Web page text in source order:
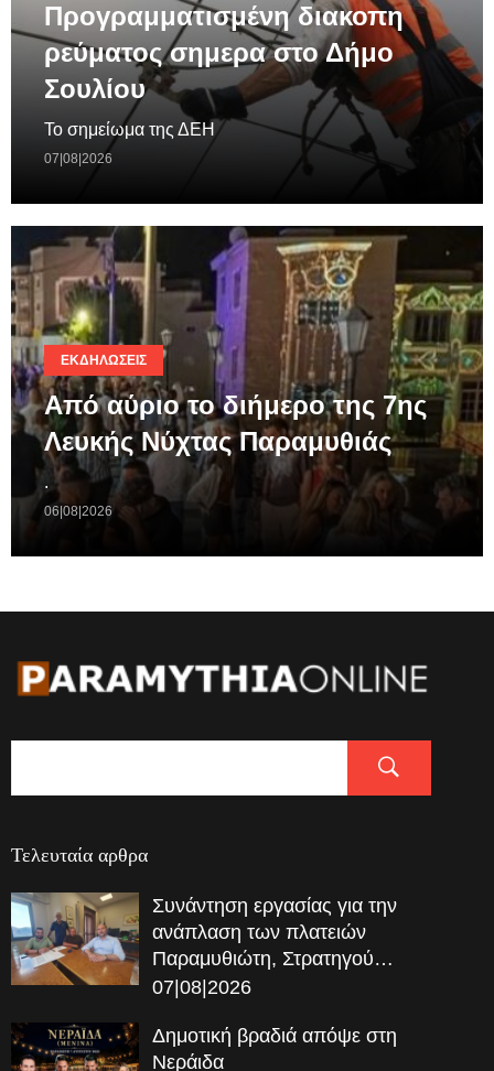
Προγραμματισμένη διακοπη
ρεύματος σημερα στο Δήμο
Σουλίου
Το σημείωμα της ΔΕΗ
07|08|2026
ΕΚΔΗΛΏΣΕΙΣ
Από αύριο το διήμερο της 7ης
Λευκής Νύχτας Παραμυθιάς
.
06|08|2026
Τελευταία αρθρα
Συνάντηση εργασίας για την
ανάπλαση των πλατειών
Παραμυθιώτη, Στρατηγού…
07|08|2026
Δημοτική βραδιά απόψε στη
Νεράιδα